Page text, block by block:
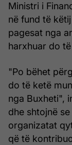
Ministri i
në fund të
pagesat nga
harxhuar do
"Po bëhet
do të ketë
nga Buxheti",
dhe shtojnë
organizatat
që të